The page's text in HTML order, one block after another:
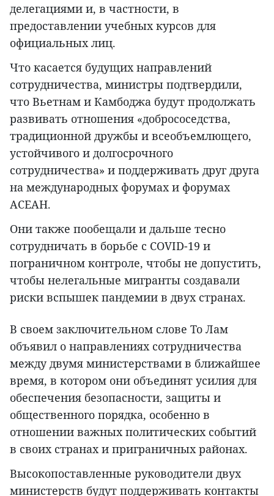
делегациями и, в частности, в
предоставлении учебных курсов для
официальных лиц.
Что касается будущих направлений
сотрудничества, министры подтвердили,
что Вьетнам и Камбоджа будут продолжать
развивать отношения «добрососедства,
традиционной дружбы и всеобъемлющего,
устойчивого и долгосрочного
сотрудничества» и поддерживать друг друга
на международных форумах и форумах
АСЕАН.
Они также пообещали и дальше тесно
сотрудничать в борьбе с COVID-19 и
пограничном контроле, чтобы не допустить,
чтобы нелегальные мигранты создавали
риски вспышек пандемии в двух странах.
В своем заключительном слове То Лам
объявил о направлениях сотрудничества
между двумя министерствами в ближайшее
время, в котором они объединят усилия для
обеспечения безопасности, защиты и
общественного порядка, особенно в
отношении важных политических событий
в своих странах и приграничных районах.
Высокопоставленные руководители двух
министерств будут поддерживать контакты